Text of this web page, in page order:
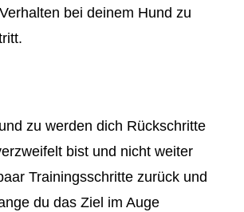
bei deinem Hund zu
zu werden dich Rückschritte
bist und nicht weiter
Trainingsschritte zurück und
du das Ziel im Auge